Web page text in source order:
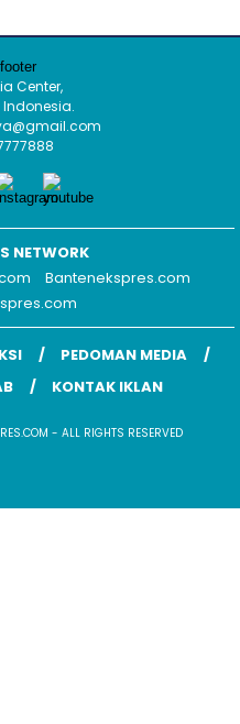
NETWORK
PEDOMAN MEDIA
KONTAK IKLAN
- ALL RIGHTS RESERVED